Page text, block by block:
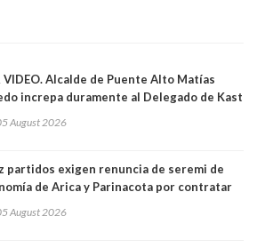
VIDEO. Alcalde de Puente Alto Matías
increpa duramente al Delegado de Kast
nuevamente arrancando"
August 2026
partidos exigen renuncia de seremi de
de Arica y Parinacota por contratar
militante de RN, detenida con 47 kilos de
August 2026